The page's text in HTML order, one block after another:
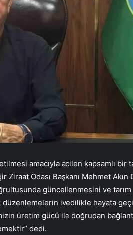
amacıyla acilen kapsamlı bir
Ziraat Odası Başkanı Mehmet Akın
güncellenmesini ve tarım
ivedilikle hayata
üretim gücü ile doğrudan
dedi.